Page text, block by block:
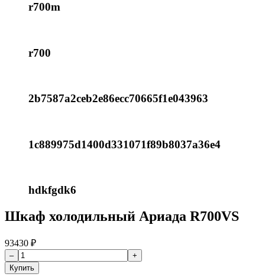
r700m
r700
2b7587a2ceb2e86ecc70665f1e043963
1c889975d1400d331071f89b8037a36e4
hdkfgdk6
Шкаф холодильный Ариада R700VS
93430 ₽
Купить